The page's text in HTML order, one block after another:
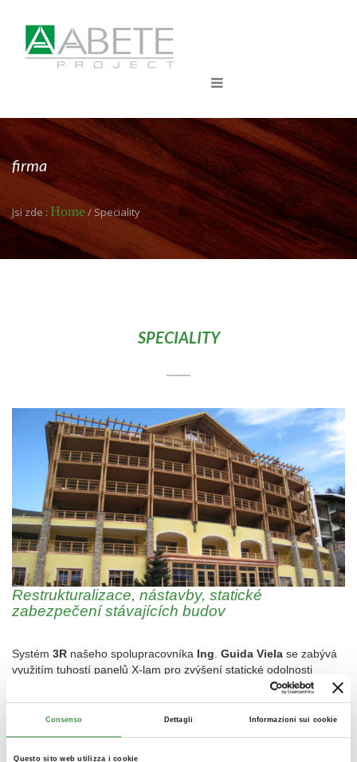
Consenso Dettagli Informazioni sui cookie
Questo sito web utilizza i cookie
firma
Jsi zde : Home/ Speciality
SPECIALITY
Restrukturalizace, nástavby, statické
zabezpečení stávajících budov
Systém 3R našeho spolupracovníka Ing Guida Viela se zabývá
využitím tuhostí panelů X-lam pro zvýšení statické odolnosti
Zde stručný popis: brevetto 3R.